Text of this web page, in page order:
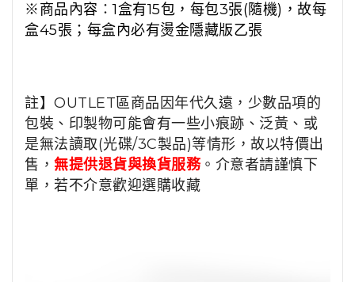
※商品內容 ：1盒有15包，每包3張(隨機)，故每
盒45張；每盒內必有燙金隱藏版乙張
註】OUTLET區商品因年代久遠，少數品項的
包裝、印製物可能會有一些小痕跡、泛黃、或
是無法讀取(光碟/3C製品)等情形，故以特價出
售， 無提供退貨與換貨服務。介意者請謹慎下
單，若不介意歡迎選購收藏